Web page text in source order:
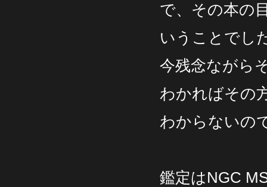
で、その本の
いうことでし
今残念ながら
わかればその
わからないの
鑑定はNGC